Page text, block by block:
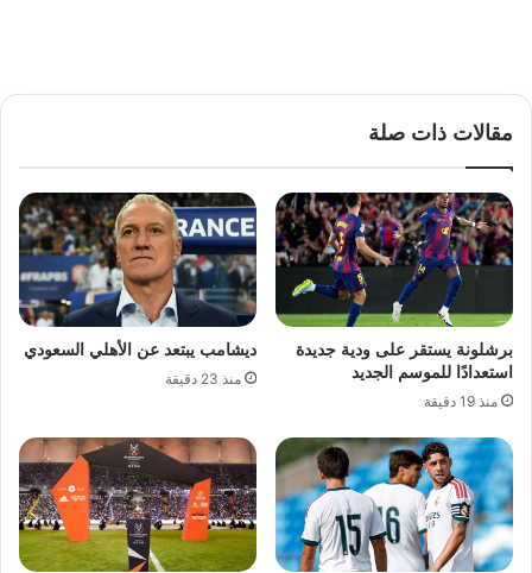
مقالات ذات صلة
برشلونة يستقر على ودية جديدة
استعدادًا للموسم الجديد
منذ 19 دقيقة
ديشامب يبتعد عن الأهلي السعودي
منذ 23 دقيقة